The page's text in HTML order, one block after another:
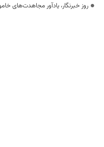
روز خبرنگار، یادآور